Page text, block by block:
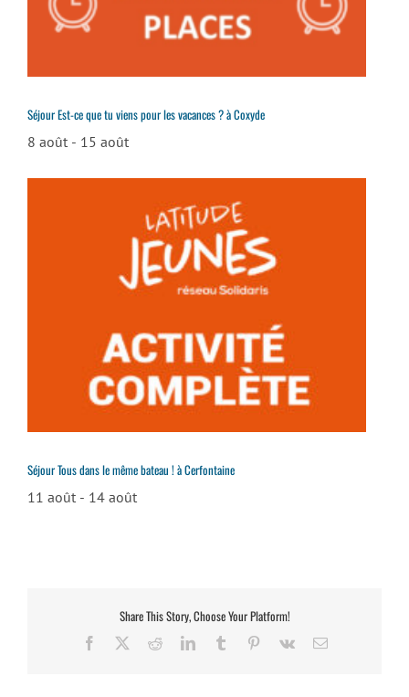
Séjour Est-ce que tu viens pour les vacances ? à Coxyde
8 août - 15 août
Séjour Tous dans le même bateau ! à Cerfontaine
11 août - 14 août
Share This Story, Choose Your Platform!
Facebook RedditLinkedInTumblr Pinterest
Vk Email